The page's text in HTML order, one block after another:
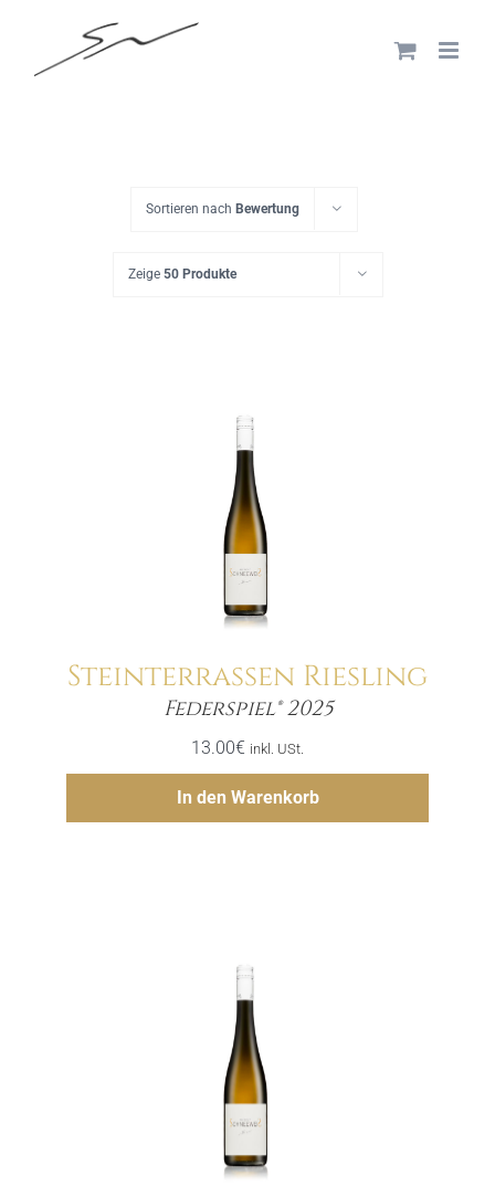
content
Sortieren nach Bewertung
Zeige 50 Produkte
Steinterrassen Riesling
Federspiel® 2025
13.00€ inkl. USt.
In den Warenkorb
Menge
Hinzufügen